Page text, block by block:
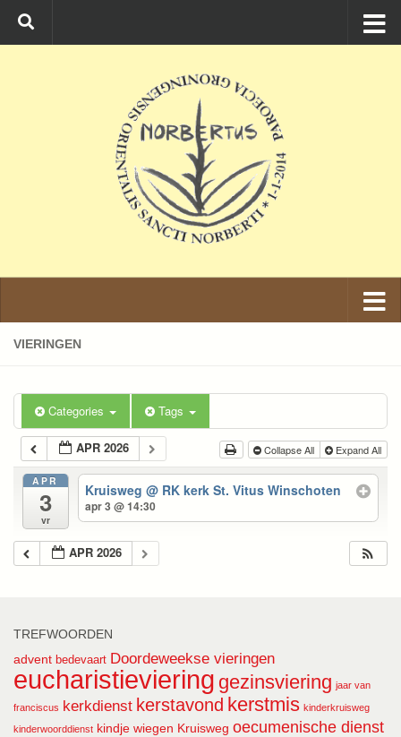
Ga naar de inhoud
VIERINGEN
Categories Tags
APR 2026 Collapse All Expand All
APR
3
vr
Kruisweg@ RK kerk St. Vitus Winschoten
apr 3 @ 14:30
APR 2026
TREFWOORDEN
advent bedevaart Doordeweekse vieringen
eucharistieviering gezinsviering jaar van
franciscus kerkdienst kerstavond kerstmis kinderkruisweg
kinderwoorddienst kindje wiegen Kruisweg oecumenische dienst